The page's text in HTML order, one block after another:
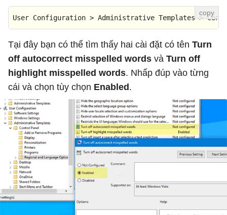
User Configuration > Administrative Templates >
Tại đây bạn có thể tìm thấy hai cài đặt có tên Turn
off autocorrect misspelled words và Turn off
highlight misspelled words. Nhấp đúp vào từng
cái và chọn tùy chọn Enabled.